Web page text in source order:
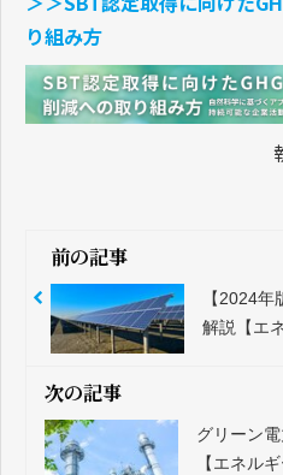
り組み方
前の記事
【2024
解説【エ
次の記事
グリーン
【エネル